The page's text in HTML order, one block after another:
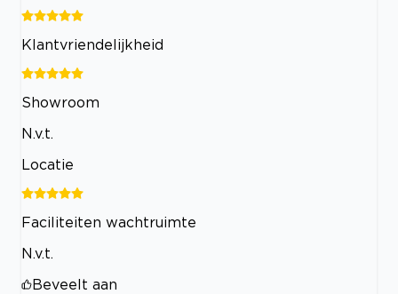
Klantvriendelijkheid
Showroom
N.v.t.
Locatie
Faciliteiten wachtruimte
N.v.t.
Beveelt aan